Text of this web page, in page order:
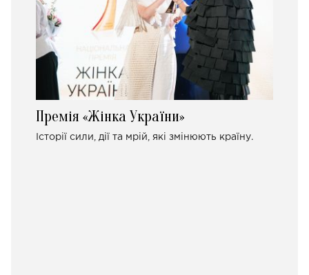
Премія «Жінка України»
Історії сили, дії та мрій, які змінюють країну.